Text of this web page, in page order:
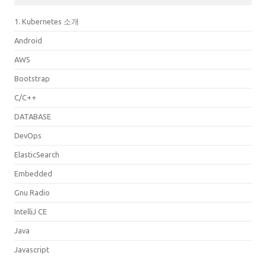
1. Kubernetes 소개
Android
AWS
Bootstrap
C/C++
DATABASE
DevOps
ElasticSearch
Embedded
Gnu Radio
IntelliJ CE
Java
Javascript